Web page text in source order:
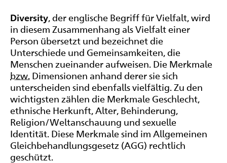
Diversity, der englische Begriff für Vielfalt, wird
in diesem Zusammenhang als Vielfalt einer
Person übersetzt und bezeichnet die
Unterschiede und Gemeinsamkeiten, die
Menschen zueinander aufweisen. Die Merkmale
bzw. Dimensionen anhand derer sie sich
unterscheiden sind ebenfalls vielfältig. Zu den
wichtigsten zählen die Merkmale Geschlecht,
ethnische Herkunft, Alter, Behinderung,
Religion/Weltanschauung und sexuelle
Identität. Diese Merkmale sind im Allgemeinen
Gleichbehandlungsgesetz (AGG) rechtlich
geschützt.